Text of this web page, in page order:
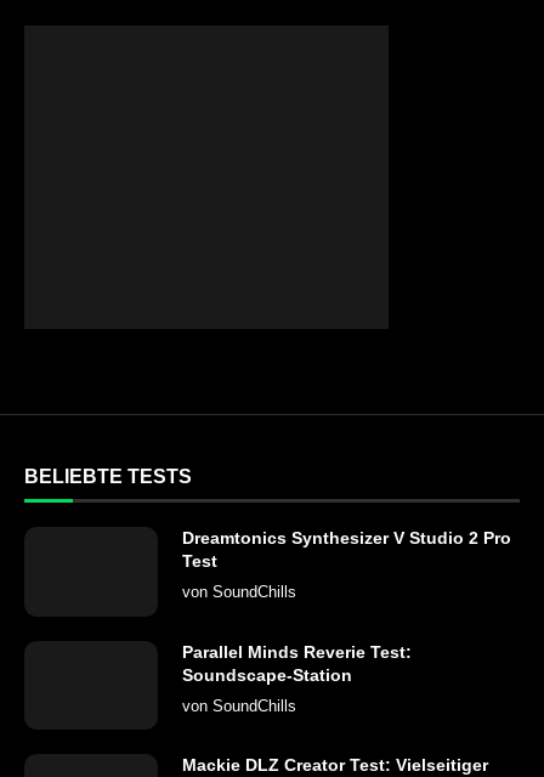
BELIEBTE TESTS
Dreamtonics Synthesizer V Studio 2 Pro
Test
von SoundChills
Parallel Minds Reverie Test:
Soundscape-Station
von SoundChills
Mackie DLZ Creator Test: Vielseitiger